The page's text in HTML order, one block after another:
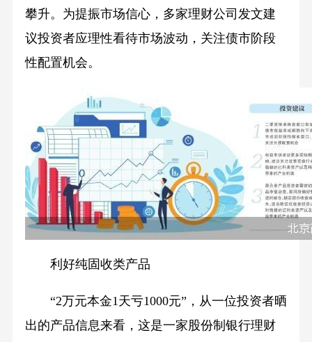
攀升。为提振市场信心，多家理财公司发文建
议投资者应理性看待市场波动，关注债市阶段
性配置机会。
利好纯固收类产品
“2万元本金1天亏1000元”，从一位投资者晒
出的产品信息来看，这是一家股份制银行理财